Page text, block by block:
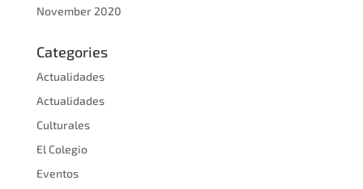
November 2020
Categories
Actualidades
Actualidades
Culturales
El Colegio
Eventos